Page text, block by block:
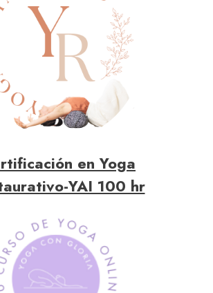
en Yoga
YAI 100 hr